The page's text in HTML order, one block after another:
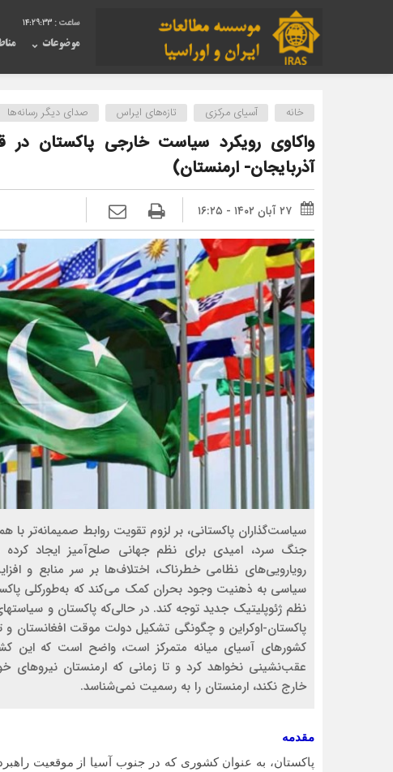
14:29:34
موضوعات
خانه آسیای مرکزی تازه‌های ایراس صدای دیگر رسانه‌ها
واکاوی رویکرد سیاست خارجی پاکستان در
آذربایجان- ارمنستان)
۲۷ آبان ۱۴۰۲ - ۱۶:۲۵
سیاست‌گذاران پاکستانی، بر لزوم تقویت روابط صمیمانه‌تر
جنگ سرد، امیدی برای نظم جهانی صلح‌آمیز ایجاد کرده
رویارویی‏‌های نظامی خطرناک، اختلاف‌ها بر سر منابع و
سیاسی به ذهنیت وجود بحران کمک می‏‌کند که به‌طورکلی
نظم ژئوپلیتیک جدید توجه کند. در حالی‌که پاکستان و
پاکستان-اوکراین و چگونگی تشکیل دولت موقت افغانستان و
کشورهای آسیای میانه متمرکز است، واضح است که این
عقب‌نشینی نخواهد کرد و تا زمانی که ارمنستان نیروهای
خارج نکند، ارمنستان را به رسمیت نمی‏‌شناسد.
مقدمه
پاکستان، به عنوان کشوری که در جنوب آسیا از موقعیت